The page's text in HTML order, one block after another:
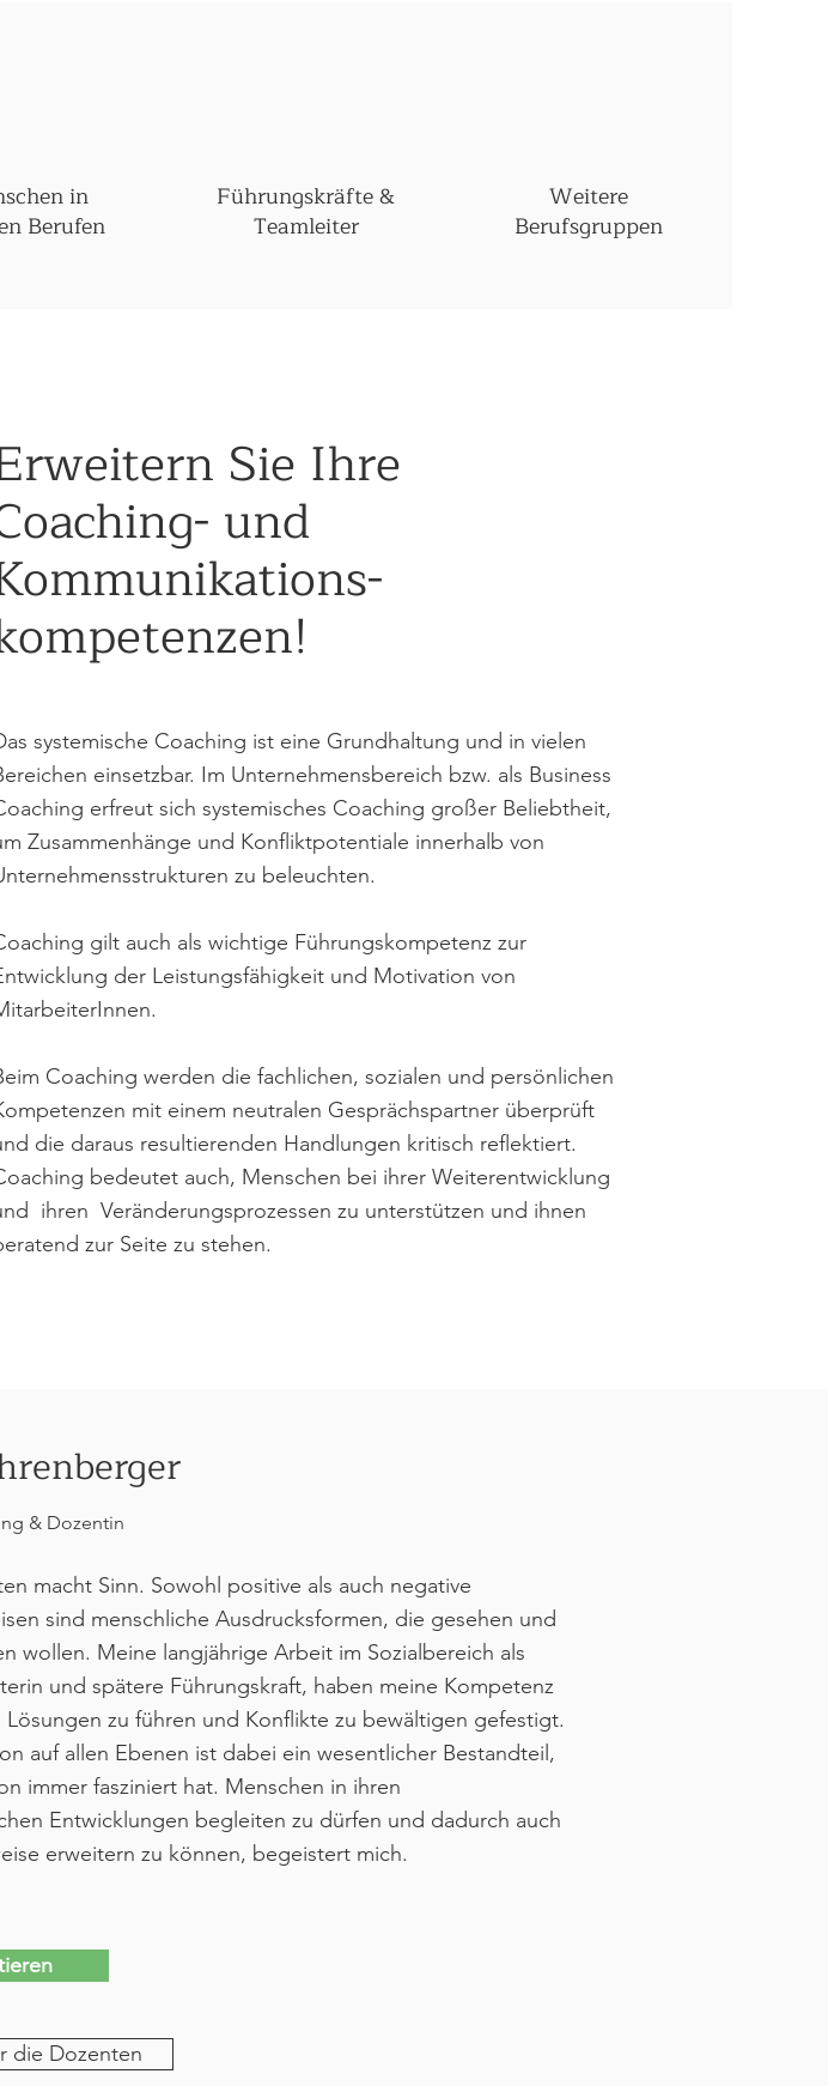
in
Berufen
Führungskräfte &
Teamleiter
Weitere
Berufsgruppen
Sie Ihre
und
systemische Coaching ist eine Grundhaltung und in vielen
einsetzbar. Im Unternehmensbereich bzw. als Business
erfreut sich systemisches Coaching großer Beliebtheit,
Zusammenhänge und Konfliktpotentiale innerhalb von
zu beleuchten.
gilt auch als wichtige Führungskompetenz zur
der Leistungsfähigkeit und Motivation von
Coaching werden die fachlichen, sozialen und persönlichen
mit einem neutralen Gesprächspartner überprüft
die daraus resultierenden Handlungen kritisch reflektiert.
bedeutet auch, Menschen bei ihrer Weiterentwicklung
ihren Veränderungsprozessen zu unterstützen und ihnen
zur Seite zu stehen.
& Dozentin
macht Sinn. Sowohl positive als auch negative
sind menschliche Ausdrucksformen, die gesehen und
wollen. Meine langjährige Arbeit im Sozialbereich als
und spätere Führungskraft, haben meine Kompetenz
Lösungen zu führen und Konflikte zu bewältigen gefestigt.
auf allen Ebenen ist dabei ein wesentlicher Bestandteil,
immer fasziniert hat. Menschen in ihren
Entwicklungen begleiten zu dürfen und dadurch auch
erweitern zu können, begeistert mich.
die Dozenten